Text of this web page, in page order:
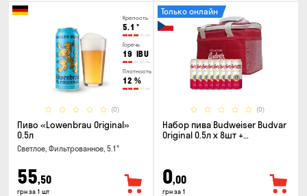
Крепость
5.1 °
Горечь
19 IBU
Плотность
12 %
(0)
Пиво «Lowenbrau Original»
0.5л
Светлое, Фильтрованное, 5.1°
55,50
грн за 1 шт
(0)
Только онлайн
Набор пива Budweiser Budvar
Original 0.5л x 8шт +
0,00
грн за 1